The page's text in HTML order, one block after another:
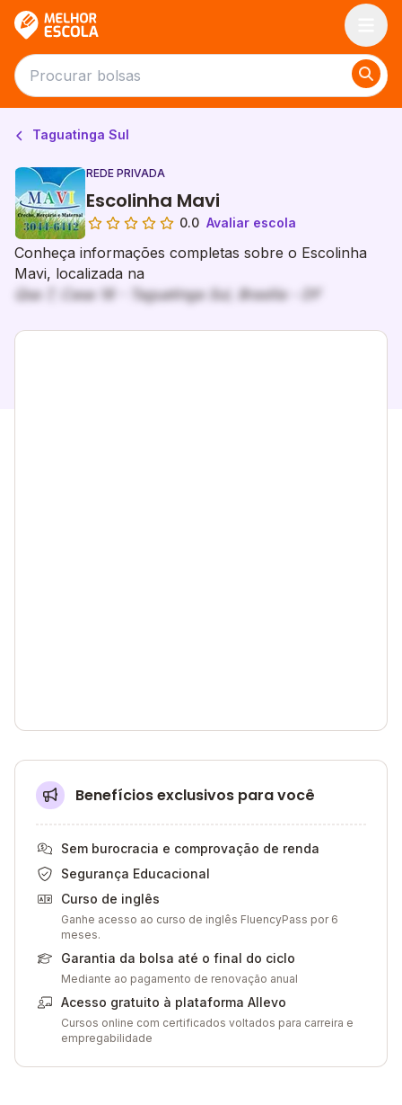
Taguatinga Sul
REDE PRIVADA
Escolinha Mavi
0.0 Avaliar escola
Conheça informações completas sobre o Escolinha
Mavi, localizada na
Qsa 7, Casa 18 - Taguatinga Sul, Brasília - DF
Benefícios exclusivos para você
Sem burocracia e comprovação de renda
Segurança Educacional
Curso de inglês
Ganhe acesso ao curso de inglês FluencyPass por 6
meses.
Garantia da bolsa até o final do ciclo
Mediante ao pagamento de renovação anual
Acesso gratuito à plataforma Allevo
Cursos online com certificados voltados para carreira e
empregabilidade